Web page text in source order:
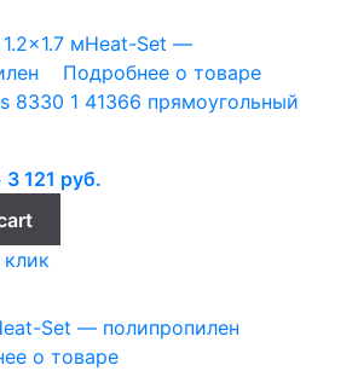
1.2x1.7 мHeat-Set —
Подробнее о товаре
8330 1 41366 прямоугольный
3 121 руб.
клик
Set — полипропилен
о товаре